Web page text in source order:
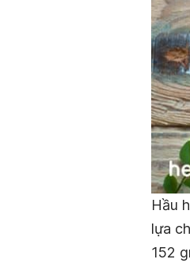
Hầu
lựa
152